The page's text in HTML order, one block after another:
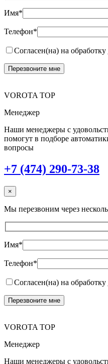
Имя*
Телефон*
Согласен(на) на
VOROTA TOP
Менеджер
Наши менеджеры с
помогут в подборе
вопросы
+7 (474) 290-73-38
×
Мы перезвоним через
Имя*
Телефон*
Согласен(на) на
VOROTA TOP
Менеджер
Наши менеджеры с